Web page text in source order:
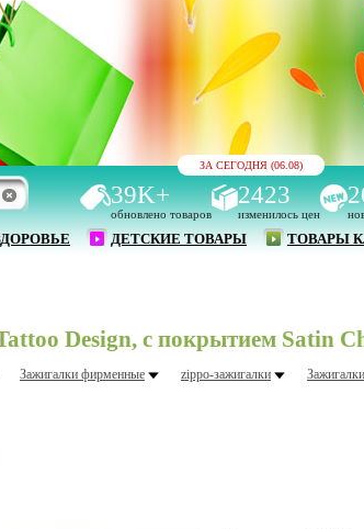
ЗА СЕГОДНЯ (06.08)
39K+
обновлено товаров
2423
изменилось цен
ДЕТСКИЕ ТОВАРЫ ТОВАРЫ
Design, с покрытием Satin
Зажигалки фирменные zippo-зажигалки